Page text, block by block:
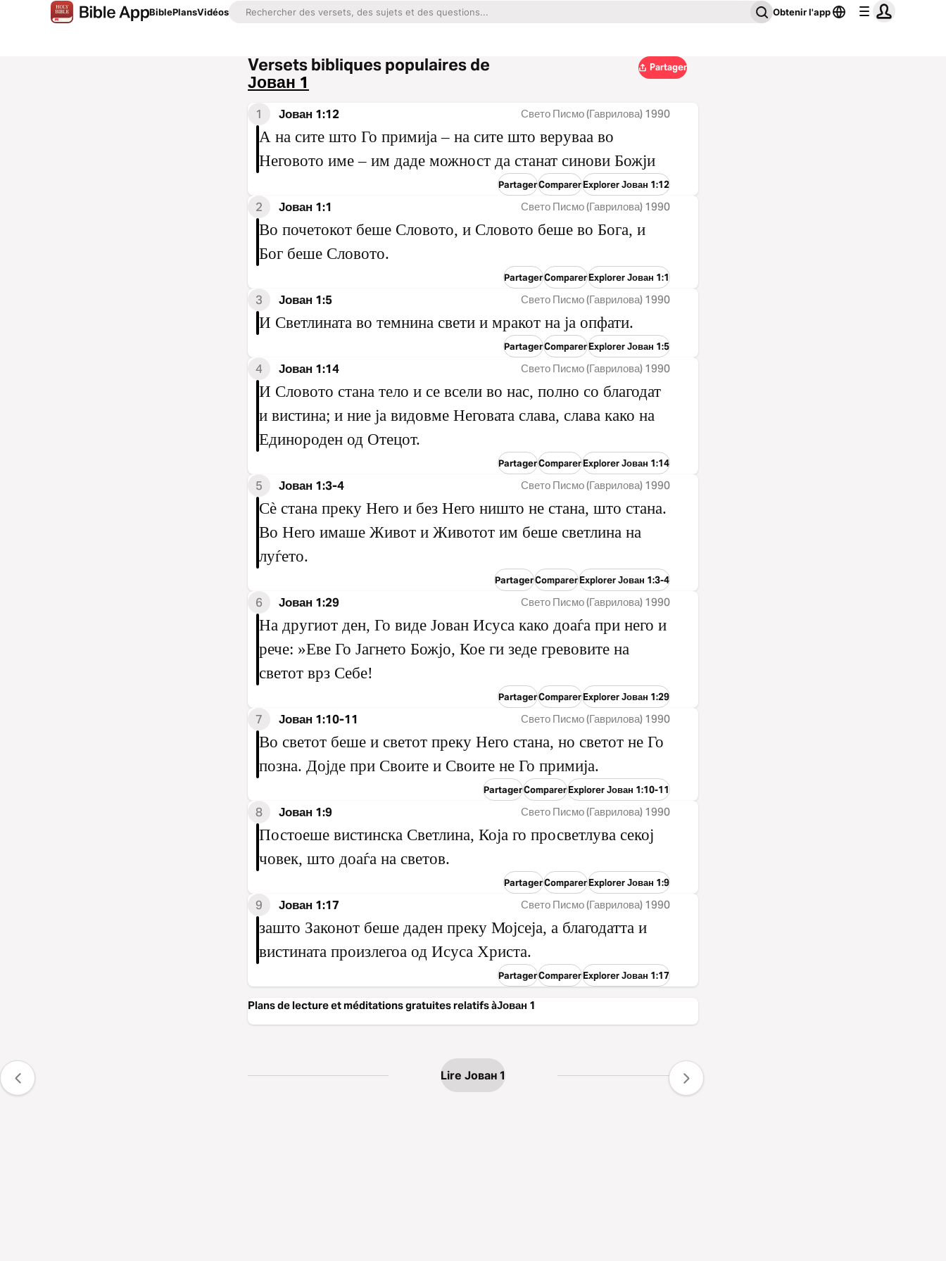
BiblePlansVidéos Obtenir l'app
Versets bibliques populaires de
Јован 1
Partager
1 Јован 1:12 Свето Писмо (Гаврилова) 1990
А на сите што Го примија – на сите што веруваа во
Неговото име – им даде можност да станат синови Божји
PartagerComparerExplorer Јован 1:12
2 Јован 1:1 Свето Писмо (Гаврилова) 1990
Во почетокот беше Словото, и Словото беше во Бога, и
Бог беше Словото.
PartagerComparerExplorer Јован 1:1
3 Јован 1:5 Свето Писмо (Гаврилова) 1990
И Светлината во темнина свети и мракот на ја опфати.
PartagerComparerExplorer Јован 1:5
4 Јован 1:14 Свето Писмо (Гаврилова) 1990
И Словото стана тело и се всели во нас, полно со благодат
и вистина; и ние ја видовме Неговата слава, слава како на
Единороден од Отецот.
PartagerComparerExplorer Јован 1:14
5 Јован 1:3-4 Свето Писмо (Гаврилова) 1990
Сѐ стана преку Него и без Него ништо не стана, што стана.
Во Него имаше Живот и Животот им беше светлина на
луѓето.
PartagerComparerExplorer Јован 1:3-4
6 Јован 1:29 Свето Писмо (Гаврилова) 1990
На другиот ден, Го виде Јован Исуса како доаѓа при него и
рече: »Еве Го Јагнето Божјо, Кое ги зеде гревовите на
светот врз Себе!
PartagerComparerExplorer Јован 1:29
7 Јован 1:10-11 Свето Писмо (Гаврилова) 1990
Во светот беше и светот преку Него стана, но светот не Го
позна. Дојде при Своите и Своите не Го примија.
PartagerComparerExplorer Јован 1:10-11
8 Јован 1:9 Свето Писмо (Гаврилова) 1990
Постоеше вистинска Светлина, Која го просветлува секој
човек, што доаѓа на светов.
PartagerComparerExplorer Јован 1:9
9 Јован 1:17 Свето Писмо (Гаврилова) 1990
зашто Законот беше даден преку Мојсеја, а благодатта и
вистината произлегоа од Исуса Христа.
PartagerComparerExplorer Јован 1:17
Plans de lecture et méditations gratuites relatifs àЈован 1
Lire Јован 1